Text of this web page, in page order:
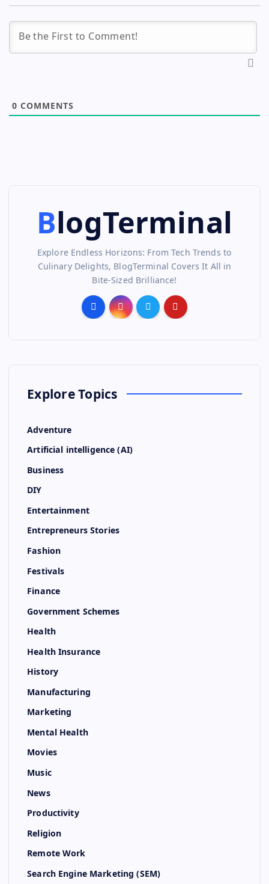
0 COMMENTS
BlogTerminal
Explore Endless Horizons: From Tech Trends to
Culinary Delights, BlogTerminal Covers It All in
Bite-Sized Brilliance!
Explore Topics
Adventure
Artificial intelligence (AI)
Business
DIY
Entertainment
Entrepreneurs Stories
Fashion
Festivals
Finance
Government Schemes
Health
Health Insurance
History
Manufacturing
Marketing
Mental Health
Movies
Music
News
Productivity
Religion
Remote Work
Search Engine Marketing (SEM)